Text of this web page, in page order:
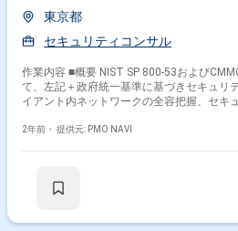
東京都
セキュリティコンサル
作業内容 ■概要 NIST SP 800-53および
て、左記＋政府統一基準に基づきセキュリティ規
イアント内ネットワークの全容把握、セキ
策定
2年前・ 提供元: PMO NAVI